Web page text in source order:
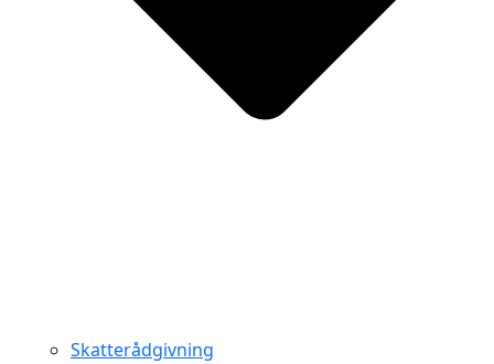
Skatterådgivning